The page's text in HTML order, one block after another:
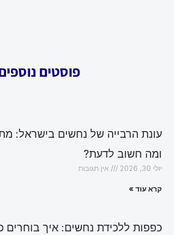
פוסטים
עונת הרבייה של נחשים בישראל:
ומה חשוב לדעת?
יולי 30, 2026 אין תגובות
קרא עוד »
כפפות ללכידת נחשים: איך בוחרים